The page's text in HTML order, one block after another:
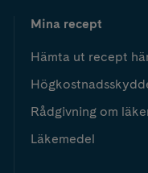
Mina recept
Hämta ut recept
Rådgivning om
Läkemedel